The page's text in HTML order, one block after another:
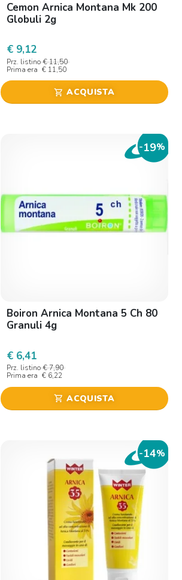
Cemon Arnica Montana Mk 200
Globuli 2g
€ 9,12
Prz. listino € 11,50
Prima era € 11,50
shopping_cart ACQUISTA
-19%
Boiron Arnica Montana 5 Ch 80
Granuli 4g
€ 6,41
Prz. listino € 7,90
Prima era € 6,22
shopping_cart ACQUISTA
-14%